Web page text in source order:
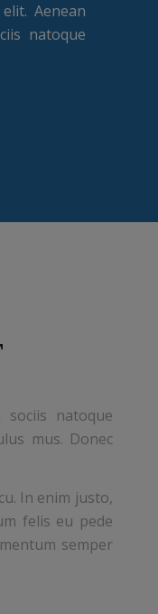
Aenean
natoque
sociis natoque
mus. Donec
In enim justo,
felis eu pede
semper